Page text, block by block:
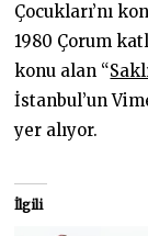
Çocukları’nı
1980 Çorum
konu alan “
İstanbul’un
yer alıyor.
İlgili